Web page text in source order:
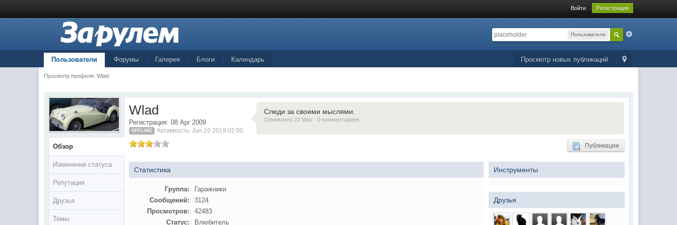
Войти Регистрация
Пользователи
Просмотр новых публикаций
Пользователи Форумы Галерея Блоги Календарь
Просмотр профиля: Wlad
Обзор
Изменения статуса
Репутация
Друзья
Темы
Wlad
Регистрация: 08 Apr 2009
OFFLINE Активность: Jun 19 2019 02:00
Следи за своими мыслями.
Обновлено 22 May · 0 комментариев
Публикации
Статистика
Группа:
Гаражники
Сообщений:
3124
Просмотров:
42483
Статус:
Влюбитель
Инструменты
Друзья